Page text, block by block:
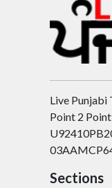
Live Punjabi
Point 2
Sections